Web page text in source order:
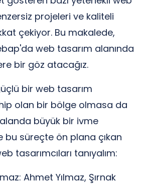
projeleri ve kaliteli
çekiyor. Bu makalede,
web tasarım alanında
bir göz atacağız.
bir web tasarım
olan bir bölge olmasa da
büyük bir ivme
bu süreçte ön plana çıkan
tasarımcıları tanıyalım:
Ahmet Yılmaz, Şırnak